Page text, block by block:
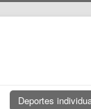
Deportes